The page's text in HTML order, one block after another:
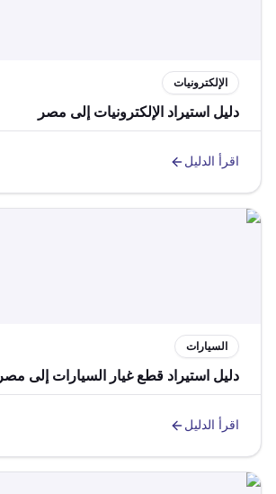
الإلكترونيات
دليل استيراد الإلكترونيات إلى مصر
اقرأ الدليل
السيارات
دليل استيراد قطع غيار السيارات إلى مصر
اقرأ الدليل